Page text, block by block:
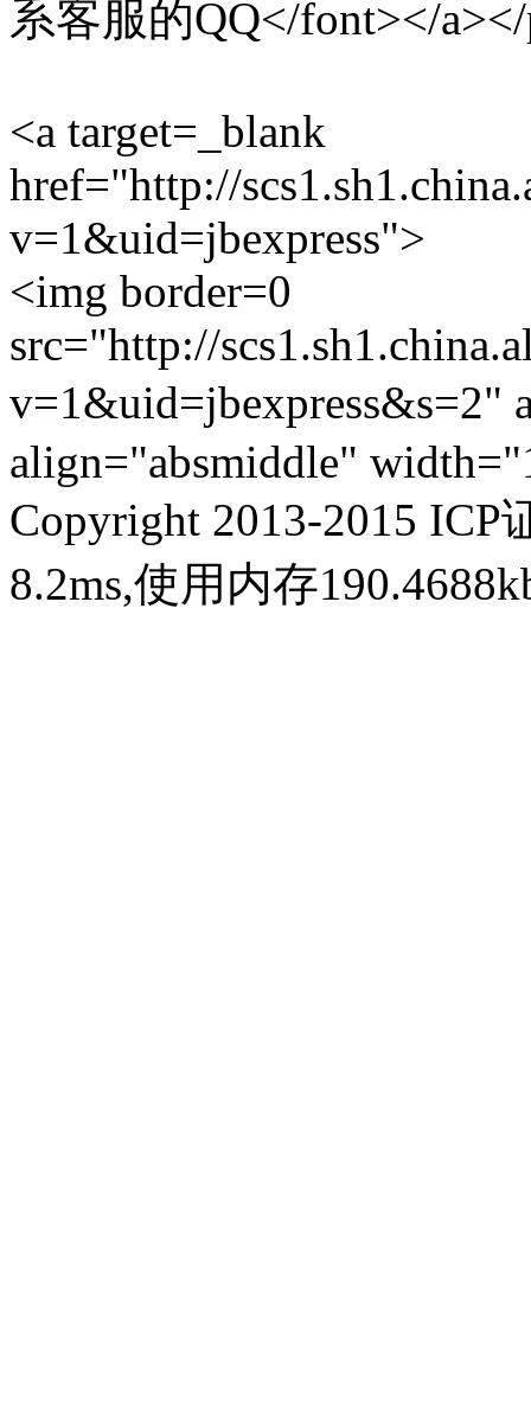
系客服的QQ</font></
<a target=_blank
href="http://
v=1&uid=jbexpress">
<img border=0
src="http://
align="absmiddle"
Copyright 2013-2015 ICP
8.2ms,使用内存